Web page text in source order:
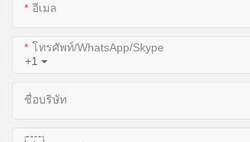
อีเมล
+1
โทรศัพท์/WhatsApp/Skype
ชื่อบริษัท